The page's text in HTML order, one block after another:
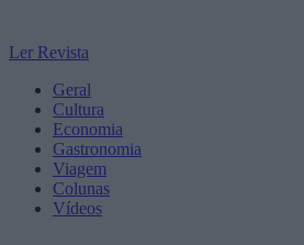
Ler Revista
Geral
Cultura
Economia
Gastronomia
Viagem
Colunas
Vídeos